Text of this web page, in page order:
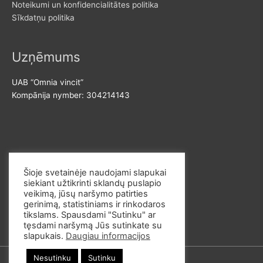
Noteikumi un konfidencialitātes politika
Sīkdatņu politika
Uzņēmums
UAB “Omnia vincit”
Kompānija nymber: 304214143
E-pasts: info@omvi.lt
Telefona numurs: +37062033145
Šioje svetainėje naudojami slapukai
siekiant užtikrinti sklandų puslapio
veikimą, jūsų naršymo patirties
gerinimą, statistiniams ir rinkodaros
tikslams. Spausdami "Sutinku" ar
tęsdami naršymą Jūs sutinkate su
slapukais. Daugiau informacijos
Nesutinku Sutinku